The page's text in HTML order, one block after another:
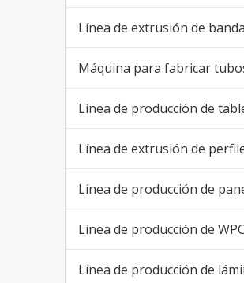
Línea de producción de WPC